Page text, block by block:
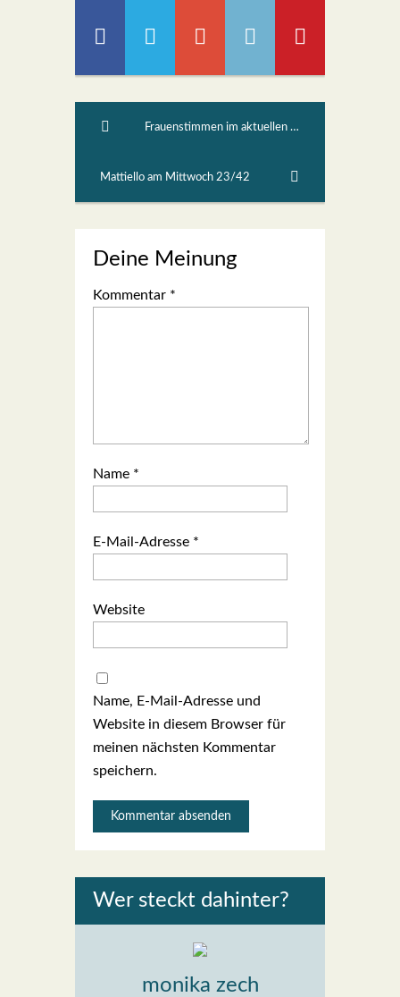
Frauenstimmen im aktuellen Nahost-Drama 2
Mattiello am Mittwoch 23/42
Deine Meinung
Kommentar *
Name *
E-Mail-Adresse *
Website
Name, E-Mail-Adresse und
Website in diesem Browser für
meinen nächsten Kommentar
speichern.
Wer steckt dahin­ter?
monika zech